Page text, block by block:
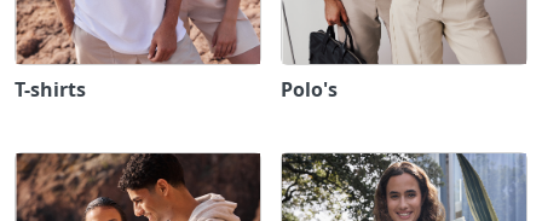
T-shirts Polo's